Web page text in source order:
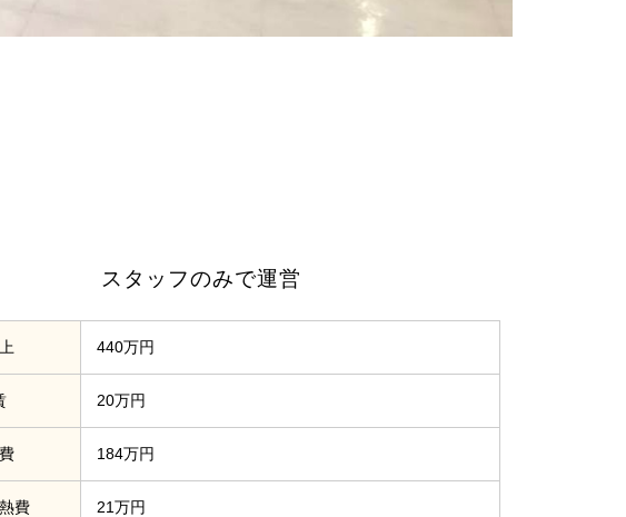
スタッフのみで運営
440万円
20万円
184万円
費 21万円